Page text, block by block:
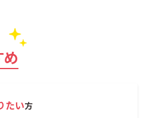
たい方